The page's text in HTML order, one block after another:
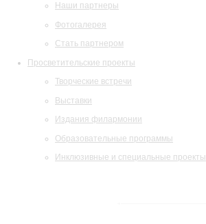
Наши партнеры
Фотогалерея
Стать партнером
Просветительские проекты
Творческие встречи
Выставки
Издания филармонии
Образовательные программы
Инклюзивные и специальные проекты